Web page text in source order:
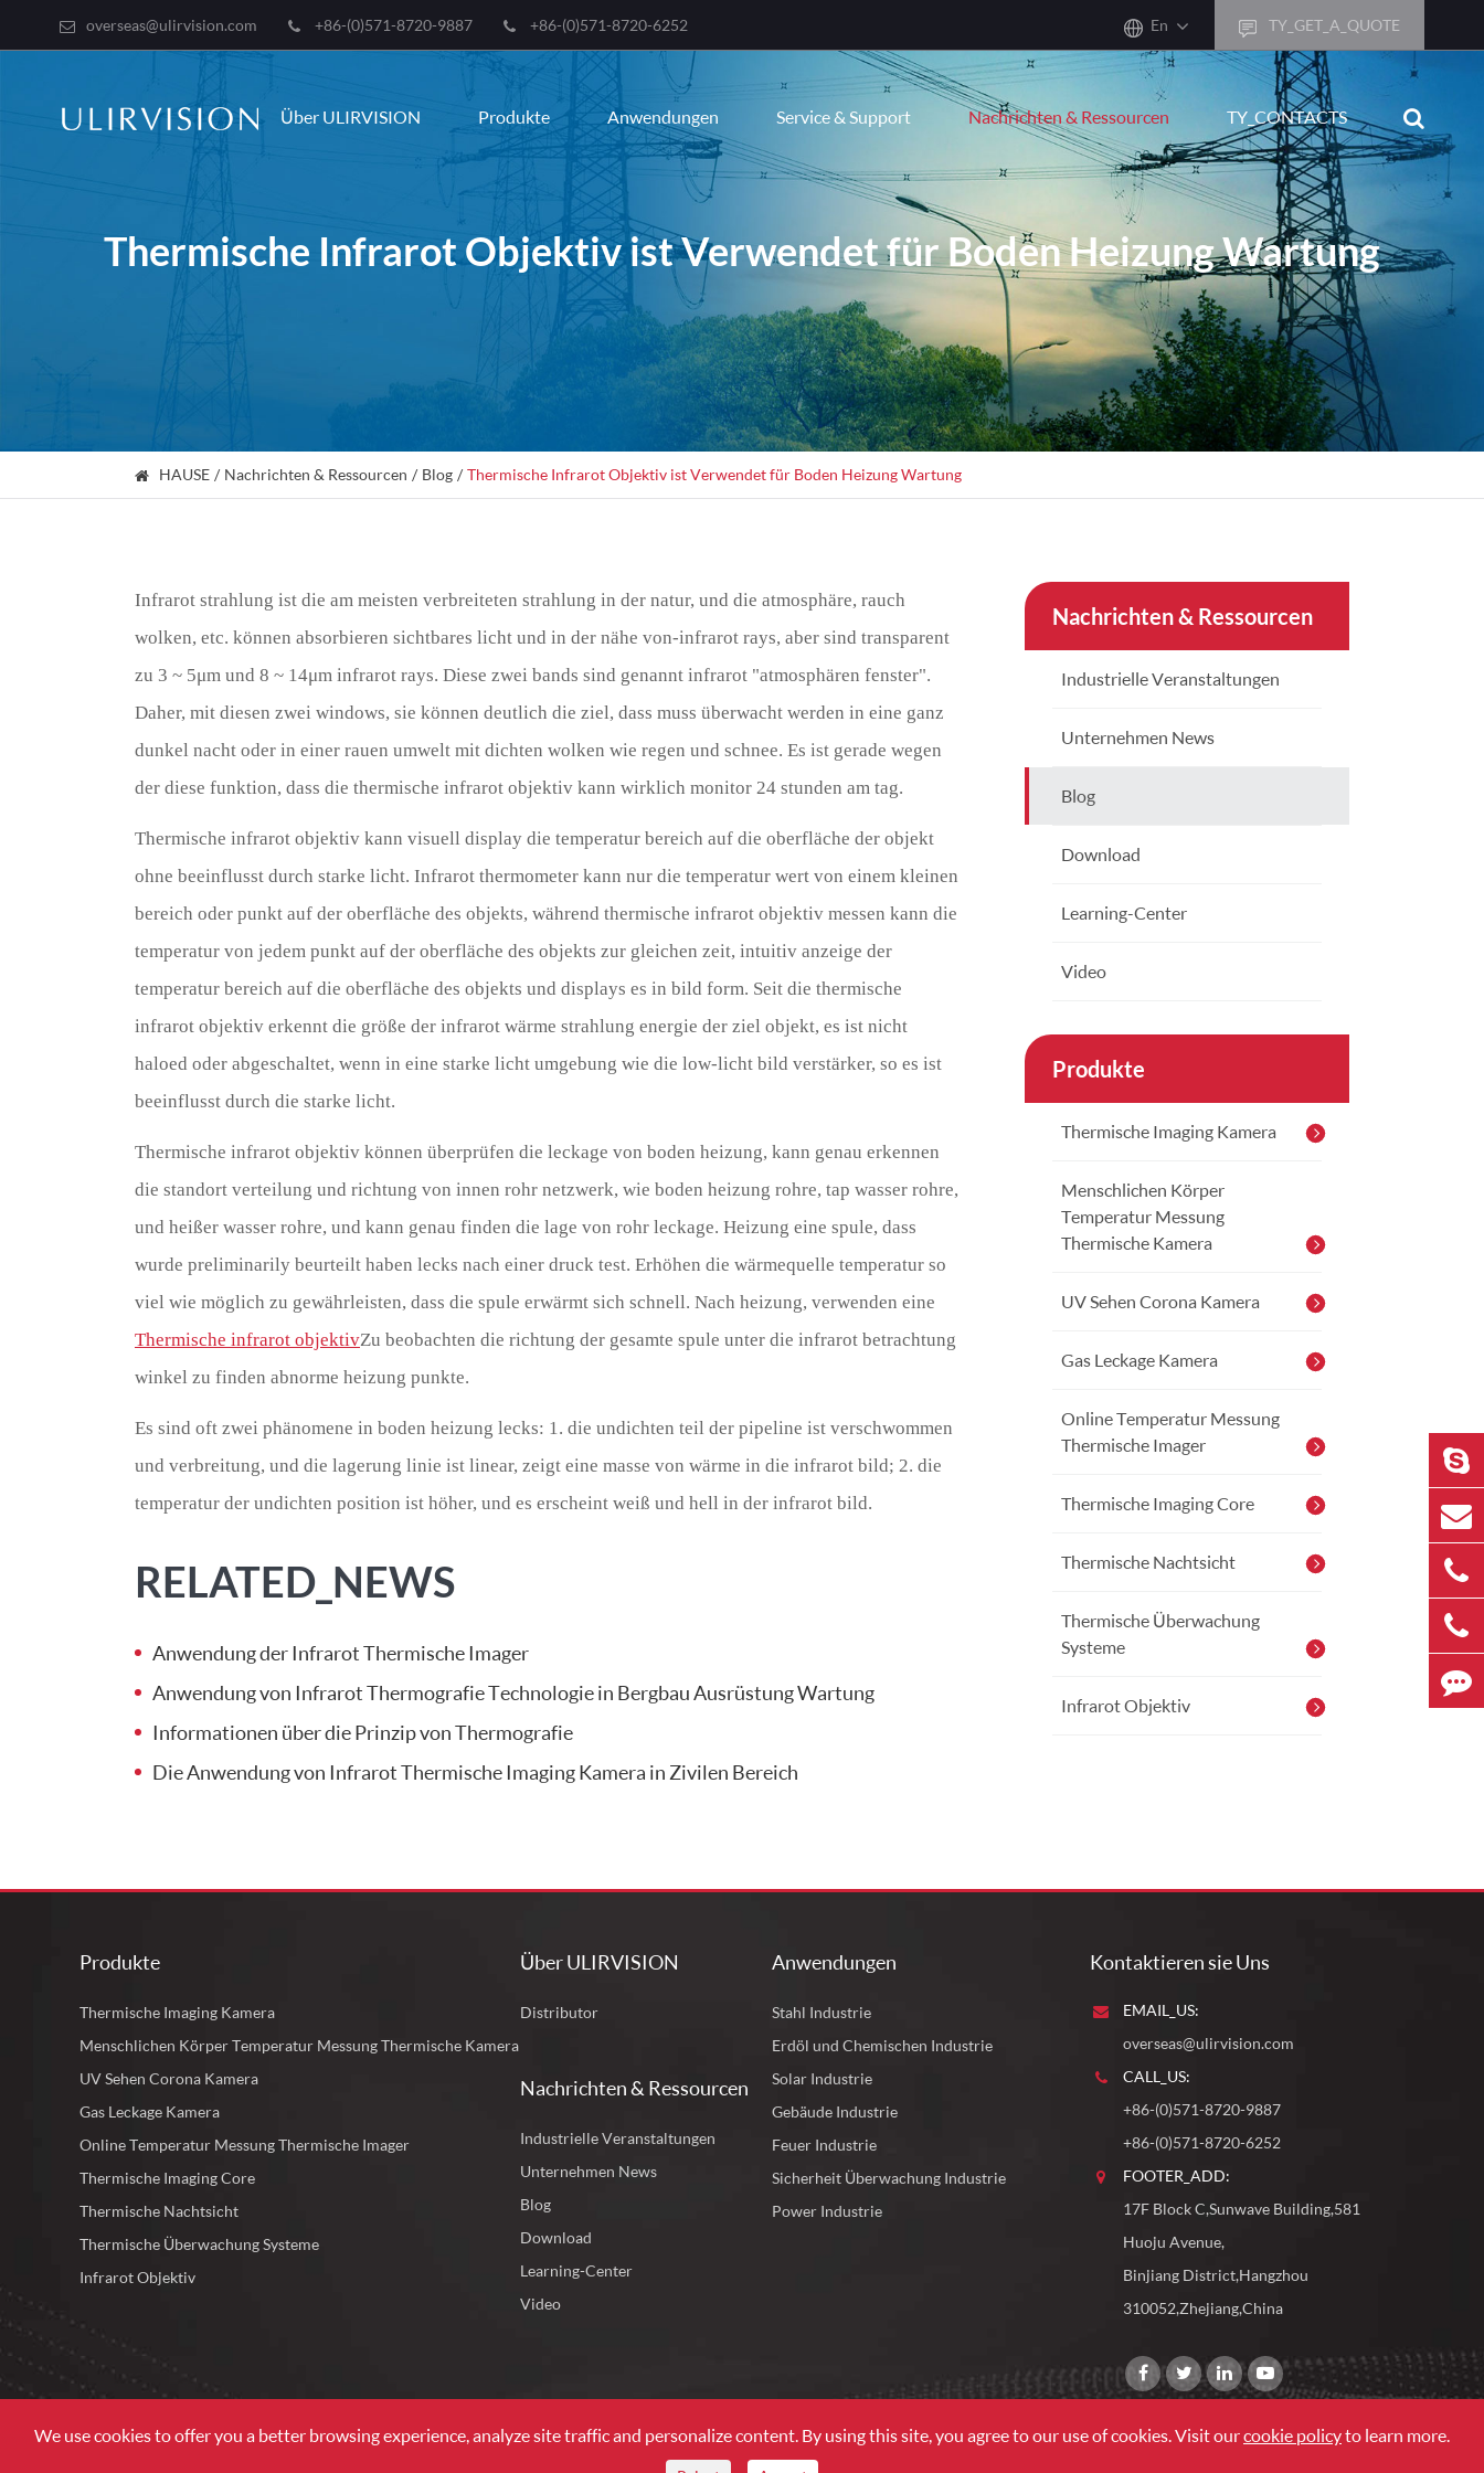
overseas@ulirvision.com +86-(0)571-8720-9887 +86-(0)571-8720-6252 En
English
한국어
français
Deutsch
Español
русский
português
العربية
TY_GET_A_QUOTE
Über ULIRVISION Produkte Anwendungen Service & Support Nachrichten & Ressourcen TY_CONTACTS
Thermische Infrarot Objektiv ist Verwendet für Boden Heizung Wartung
HAUSE Nachrichten & Ressourcen Blog Thermische Infrarot Objektiv ist Verwendet für Boden Heizung Wartung
Infrarot strahlung ist die am meisten verbreiteten strahlung in der natur, und die atmosphäre, rauch
wolken, etc. können absorbieren sichtbares licht und in der nähe von-infrarot rays, aber sind transparent
zu 3 ~ 5μm und 8 ~ 14μm infrarot rays. Diese zwei bands sind genannt infrarot "atmosphären fenster".
Daher, mit diesen zwei windows, sie können deutlich die ziel, dass muss überwacht werden in eine ganz
dunkel nacht oder in einer rauen umwelt mit dichten wolken wie regen und schnee. Es ist gerade wegen
der diese funktion, dass die thermische infrarot objektiv kann wirklich monitor 24 stunden am tag.
Thermische infrarot objektiv kann visuell display die temperatur bereich auf die oberfläche der objekt
ohne beeinflusst durch starke licht. Infrarot thermometer kann nur die temperatur wert von einem kleinen
bereich oder punkt auf der oberfläche des objekts, während thermische infrarot objektiv messen kann die
temperatur von jedem punkt auf der oberfläche des objekts zur gleichen zeit, intuitiv anzeige der
temperatur bereich auf die oberfläche des objekts und displays es in bild form. Seit die thermische
infrarot objektiv erkennt die größe der infrarot wärme strahlung energie der ziel objekt, es ist nicht
haloed oder abgeschaltet, wenn in eine starke licht umgebung wie die low-licht bild verstärker, so es ist
beeinflusst durch die starke licht.
Thermische infrarot objektiv können überprüfen die leckage von boden heizung, kann genau erkennen
die standort verteilung und richtung von innen rohr netzwerk, wie boden heizung rohre, tap wasser rohre,
und heißer wasser rohre, und kann genau finden die lage von rohr leckage. Heizung eine spule, dass
wurde preliminarily beurteilt haben lecks nach einer druck test. Erhöhen die wärmequelle temperatur so
viel wie möglich zu gewährleisten, dass die spule erwärmt sich schnell. Nach heizung, verwenden eine
Thermische infrarot objektivZu beobachten die richtung der gesamte spule unter die infrarot betrachtung
winkel zu finden abnorme heizung punkte.
Es sind oft zwei phänomene in boden heizung lecks: 1. die undichten teil der pipeline ist verschwommen
und verbreitung, und die lagerung linie ist linear, zeigt eine masse von wärme in die infrarot bild; 2. die
temperatur der undichten position ist höher, und es erscheint weiß und hell in der infrarot bild.
RELATED_NEWS
Anwendung der Infrarot Thermische Imager
Anwendung von Infrarot Thermografie Technologie in Bergbau Ausrüstung Wartung
Informationen über die Prinzip von Thermografie
Die Anwendung von Infrarot Thermische Imaging Kamera in Zivilen Bereich
Nachrichten & Ressourcen
Industrielle Veranstaltungen
Unternehmen News
Blog
Download
Learning-Center
Video
Produkte
Thermische Imaging Kamera
Menschlichen Körper
Temperatur Messung
Thermische Kamera
UV Sehen Corona Kamera
Gas Leckage Kamera
Online Temperatur Messung
Thermische Imager
Thermische Imaging Core
Thermische Nachtsicht
Thermische Überwachung
Systeme
Infrarot Objektiv
Produkte
Thermische Imaging Kamera
Menschlichen Körper Temperatur Messung Thermische Kamera
UV Sehen Corona Kamera
Gas Leckage Kamera
Online Temperatur Messung Thermische Imager
Thermische Imaging Core
Thermische Nachtsicht
Thermische Überwachung Systeme
Infrarot Objektiv
Über ULIRVISION
Distributor
Nachrichten & Ressourcen
Industrielle Veranstaltungen
Unternehmen News
Blog
Download
Learning-Center
Video
Anwendungen
Stahl Industrie
Erdöl und Chemischen Industrie
Solar Industrie
Gebäude Industrie
Feuer Industrie
Sicherheit Überwachung Industrie
Power Industrie
Kontaktieren sie Uns
EMAIL_US:
overseas@ulirvision.com
CALL_US:
+86-(0)571-8720-9887
+86-(0)571-8720-6252
FOOTER_ADD:
17F Block C,Sunwave Building,581
Huoju Avenue,
Binjiang District,Hangzhou
310052,Zhejiang,China
We use cookies to offer you a better browsing experience, analyze site traffic and personalize content. By using this site, you agree to our use of cookies. Visit ourcookie policyto learn more.